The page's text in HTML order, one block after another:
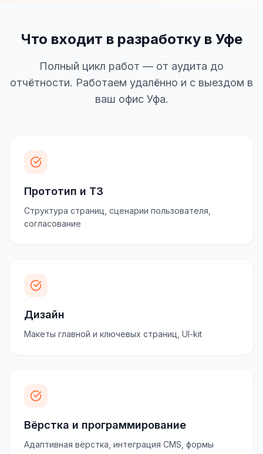
Что входит в разработку в Уфе
Полный цикл работ — от аудита до
отчётности. Работаем удалённо и с выездом в
ваш офис Уфа.
Прототип и ТЗ
Структура страниц, сценарии пользователя,
согласование
Дизайн
Макеты главной и ключевых страниц, UI-kit
Вёрстка и программирование
Адаптивная вёрстка, интеграция CMS, формы